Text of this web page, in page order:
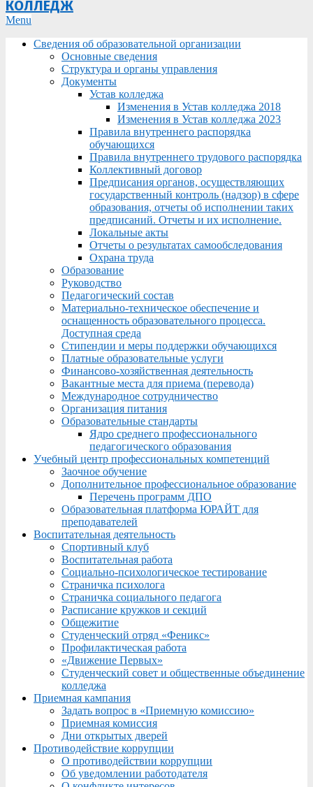
КОЛЛЕДЖ
Primary
Menu
Menu
Сведения об образовательной организации
Основные сведения
Структура и органы управления
Документы
Устав колледжа
Изменения в Устав колледжа 2018
Изменения в Устав колледжа 2023
Правила внутреннего распорядка
обучающихся
Правила внутреннего трудового распорядка
Коллективный договор
Предписания органов, осуществляющих
государственный контроль (надзор) в сфере
образования, отчеты об исполнении таких
предписаний. Отчеты и их исполнение.
Локальные акты
Отчеты о результатах самообследования
Охрана труда
Образование
Руководство
Педагогический состав
Материально-техническое обеспечение и
оснащенность образовательного процесса.
Доступная среда
Стипендии и меры поддержки обучающихся
Платные образовательные услуги
Финансово-хозяйственная деятельность
Вакантные места для приема (перевода)
Международное сотрудничество
Организация питания
Образовательные стандарты
Ядро среднего профессионального
педагогического образования
Учебный центр профессиональных компетенций
Заочное обучение
Дополнительное профессиональное образование
Перечень программ ДПО
Образовательная платформа ЮРАЙТ для
преподавателей
Воспитательная деятельность
Спортивный клуб
Воспитательная работа
Социально-психологическое тестирование
Страничка психолога
Страничка социального педагога
Расписание кружков и секций
Общежитие
Студенческий отряд «Феникс»
Профилактическая работа
«Движение Первых»
Студенческий совет и общественные объединение
колледжа
Приемная кампания
Задать вопрос в «Приемную комиссию»
Приемная комиссия
Дни открытых дверей
Противодействие коррупции
О противодействии коррупции
Об уведомлении работодателя